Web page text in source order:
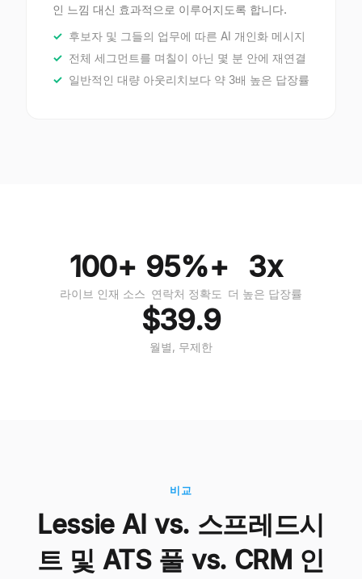
인 느낌 대신 효과적으로 이루어지도록 합니다.
후보자 및 그들의 업무에 따른 AI 개인화 메시지
전체 세그먼트를 며칠이 아닌 몇 분 안에 재연결
일반적인 대량 아웃리치보다 약 3배 높은 답장률
100+
라이브 인재 소스
95%+
연락처 정확도
3x
더 높은 답장률
$39.9
월별, 무제한
비교
Lessie AI vs. 스프레드시
트 및 ATS 풀 vs. CRM 인